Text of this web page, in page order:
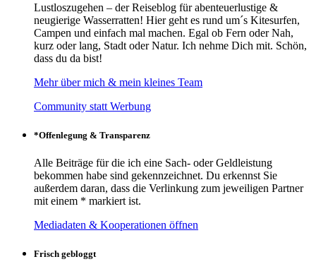
Lustloszugehen – der Reiseblog für abenteuerlustige &
neugierige Wasserratten! Hier geht es rund um´s Kitesurfen,
Campen und einfach mal machen. Egal ob Fern oder Nah,
kurz oder lang, Stadt oder Natur. Ich nehme Dich mit. Schön,
dass du da bist!
Mehr über mich & mein kleines Team
Community statt Werbung
*Offenlegung & Transparenz
Alle Beiträge für die ich eine Sach- oder Geldleistung
bekommen habe sind gekennzeichnet. Du erkennst Sie
außerdem daran, dass die Verlinkung zum jeweiligen Partner
mit einem * markiert ist.
Mediadaten & Kooperationen öffnen
Frisch gebloggt